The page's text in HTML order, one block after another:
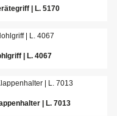
| L. 5170
| L. 4067
| L. 7013